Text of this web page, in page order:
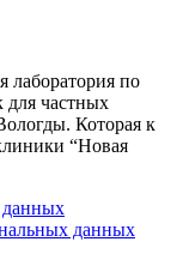
лаборатория по
для частных
Которая к
“Новая
данных
данных